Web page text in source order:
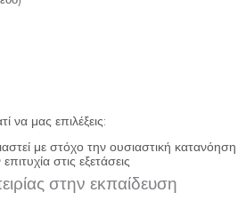
να μας επιλέξεις:
με στόχο την ουσιαστική κατανόηση
επιτυχία στις εξετάσεις
στην εκπαίδευση